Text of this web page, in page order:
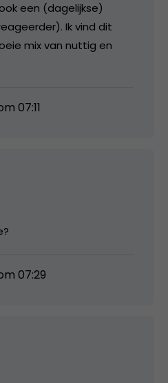
een (dagelijkse)
Ik vind dit
mix van nuttig en
07:11
07:29